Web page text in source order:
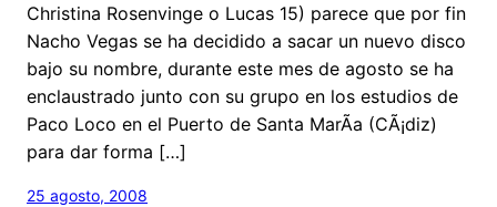
Christina Rosenvinge o Lucas 15) parece que por fin
Nacho Vegas se ha decidido a sacar un nuevo disco
bajo su nombre, durante este mes de agosto se ha
enclaustrado junto con su grupo en los estudios de
Paco Loco en el Puerto de Santa MarÃ­a (CÃ¡diz)
para dar forma […]
25 agosto, 2008